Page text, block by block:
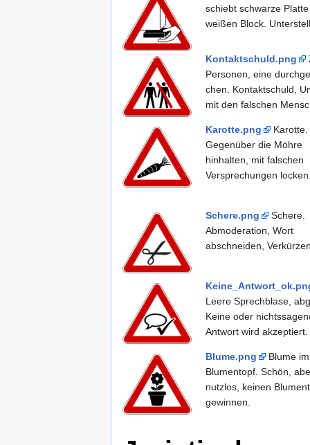
schiebt schwarze
weißen Block.
Kontaktschuld.png
Personen, eine
chen. Kontaktschuld,
mit den falschen
Karotte.png
Karotte.
Gegenüber die Möhre
hinhalten, mit falschen
Versprechungen
Schere.png
Schere.
Abmoderation, Wort
abschneiden,
Leere Sprechblase,
Keine oder
Antwort wird akzeptiert.
Blume.png
Blume im
Blumentopf. Schön,
nutzlos, keinen
gewinnen.